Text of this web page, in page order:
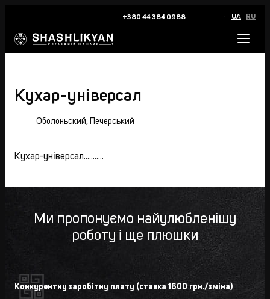
+380 44 384 0988 UA RU
Кухар-універсал
Оболоньский, Печерський
Кухар-універсал...........
Ми пропонуємо найулюбленішу
роботу і ще плюшки
Конкурентну заробітну плату (ставка 1600 грн./зміна)